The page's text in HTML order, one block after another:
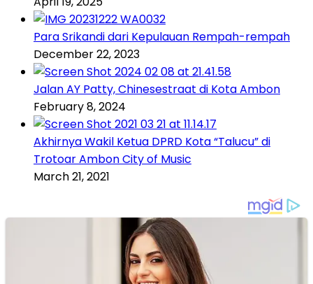
Para Srikandi dari Kepulauan Rempah-rempah
December 22, 2023
Jalan AY Patty, Chinesestraat di Kota Ambon
February 8, 2024
Akhirnya Wakil Ketua DPRD Kota “Talucu” di
Trotoar Ambon City of Music
March 21, 2021